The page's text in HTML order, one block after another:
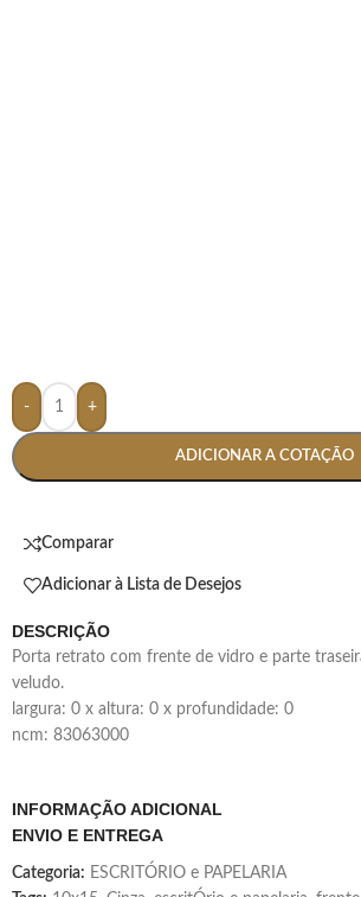
- +
ADICIONAR A COTAÇÃO
Comparar
Adicionar à Lista de Desejos
DESCRIÇÃO
porta retrato com frente de vidro e parte traseira (apoio) revestida de
veludo.
largura: 0 x altura: 0 x profundidade: 0
ncm: 83063000
INFORMAÇÃO ADICIONAL
ENVIO E ENTREGA
Categoria: ESCRITÓRIO e PAPELARIA